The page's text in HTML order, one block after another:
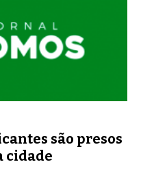
são presos
cidade